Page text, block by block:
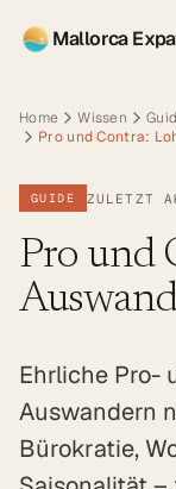
Mallorca
Home Wissen
Pro und Contra:
GUIDE ZULETZT
Pro und
Ehrliche Pro-
Auswandern
Bürokratie,